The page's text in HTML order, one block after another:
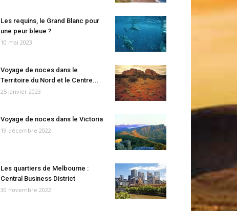
Les requins, le Grand Blanc pour
une peur bleue ?
10 mai 2023
Voyage de noces dans le
Territoire du Nord et le Centre...
25 janvier 2023
Voyage de noces dans le Victoria
19 décembre 2022
Les quartiers de Melbourne :
Central Business District
30 novembre 2022